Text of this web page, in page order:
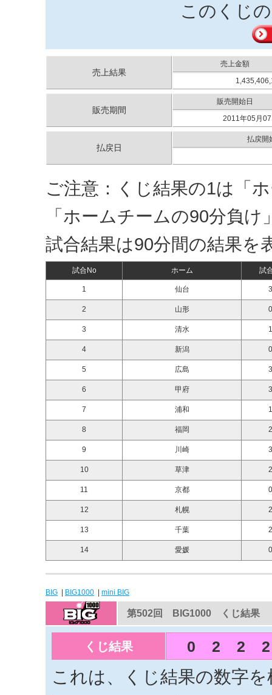
このくじ
売上結果
売上金額
販売期間
販売開始日
2011年05月
払戻日
払戻開
ご注意：くじ結果の1は「
「ホームチームの90分負
試合結果は90分間の結果を
試合No ホーム 試
1 仙台
2 山形
3 清水
4 新潟
5 広島
6 甲府
7 浦和
8 福岡
9 川崎
10 草津
11 京都
12 札幌
13 千葉
14 愛媛
BIG BIG1000 mini BIG
第502回 BIG1000 くじ結果
くじ結果 0 2 2 2
これは、くじ結果の数字